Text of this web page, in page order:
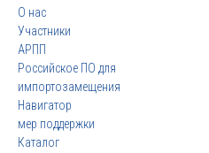
О нас
Участники
АРПП
Российское ПО для
импортозамещения
Навигатор
мер поддержки
Каталог